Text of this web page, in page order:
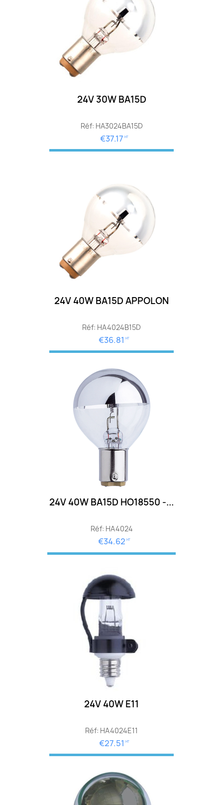
24V 30W BA15D
Réf: HA3024BA15D
€37.17 HT
24V 40W BA15D APPOLON
Réf: HA4024B15D
€36.81 HT
24V 40W BA15D HO18550 -...
Réf: HA4024
€34.62 HT
24V 40W E11
Réf: HA4024E11
€27.51 HT